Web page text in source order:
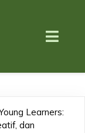
Learners:
dan